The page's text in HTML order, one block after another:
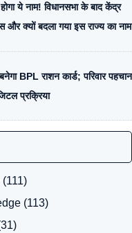
ये नाम! विधानसभा के बाद केंद्र
और क्यों बदला गया इस राज्य का नाम
BPL राशन कार्ड; परिवार पहचान
प्रक्रिया
(111)
(113)